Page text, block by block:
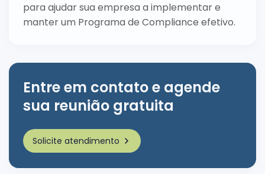
para ajudar sua empresa a implementar e
manter um Programa de Compliance efetivo.
Entre em contato e agende
sua reunião gratuita
Solicite atendimento